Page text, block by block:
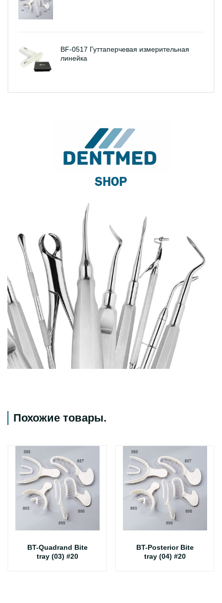
BF-0517 Гуттаперчевая измерительная
линейка
Похожие товары.
BT-Quadrand Bite
tray (03) #20
BT-Posterior Bite
tray (04) #20